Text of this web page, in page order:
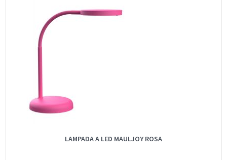
LAMPADA A LED MAULJOY ROSA